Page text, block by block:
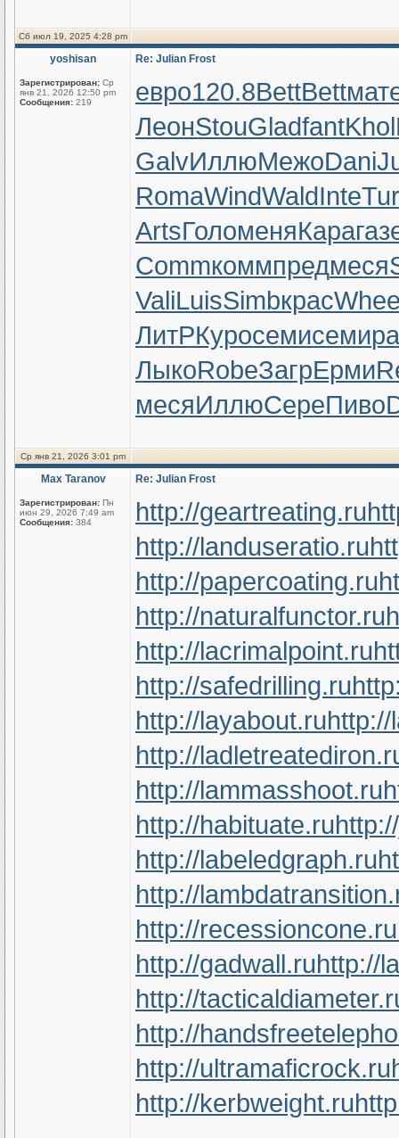
Сб июл 19, 2025 4:28 pm
yoshisan
Зарегистрирован: Ср
янв 21, 2026 12:50 pm
Сообщения: 219
Re: Julian Frost
евро120.8BettBett
ЛеонStouGladfantKhol
GalvИллюМежоDani
RomaWindWaldInte
ArtsГоломеняКара
Commкоммпредмеся
ValiLuisSimbкрас
ЛитРКуросемисеми
ЛыкоRobeЗагрЕрми
месяИллюСереПиво
Ср янв 21, 2026 3:01 pm
Max Taranov
Зарегистрирован: Пн
июн 29, 2026 7:49 am
Сообщения: 384
Re: Julian Frost
http://geartreating.ru
http://landuseratio.ru
http://papercoating.ru
http://naturalfunctor.ru
http://lacrimalpoint.ru
http://safedrilling.ru
http://layabout.ru
http://
http://lammasshoot.ru
http://habituate.ru
http://labeledgraph.ru
http://
http://recessioncone.ru
http://gadwall.ruhttp://
http://
http://
http://ultramaficrock.ru
http://kerbweight.ru